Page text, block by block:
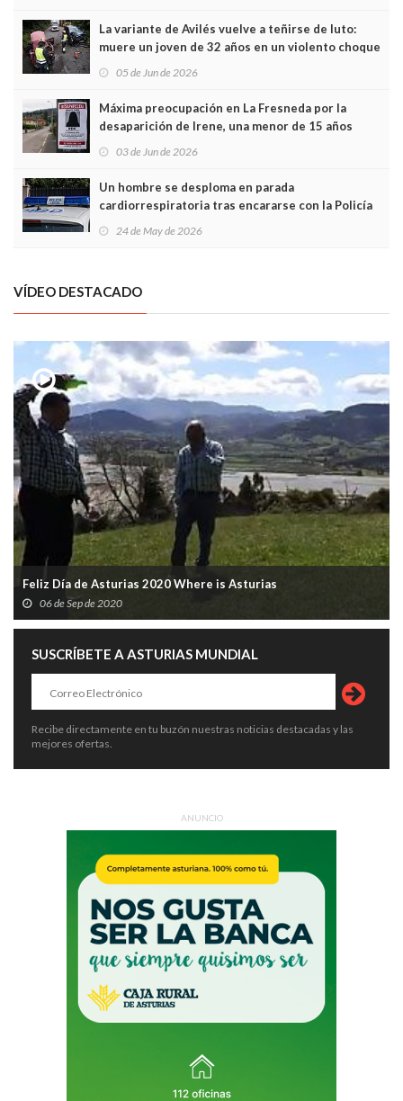
La variante de Avilés vuelve a teñirse de luto:
muere un joven de 32 años en un violento choque
frontal
05 de Jun de 2026
Máxima preocupación en La Fresneda por la
desaparición de Irene, una menor de 15 años
03 de Jun de 2026
Un hombre se desploma en parada
cardiorrespiratoria tras encararse con la Policía
Local en Luanco
24 de May de 2026
VÍDEO DESTACADO
Feliz Día de Asturias 2020 Where is Asturias
06 de Sep de 2020
SUSCRÍBETE A ASTURIAS MUNDIAL
Recibe directamente en tu buzón nuestras noticias destacadas y las
mejores ofertas.
ANUNCIO